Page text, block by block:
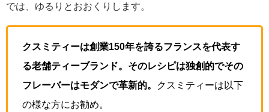
では、ゆるりとおおくりします。
クスミティーは創業150年を誇るフランスを代表す
る老舗ティーブランド。そのレシピは独創的でその
フレーバーはモダンで革新的。
クスミティーは以下
の様な方にお勧め。